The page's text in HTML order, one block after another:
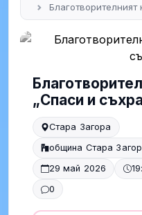
„Спаси и
Стара Загора
община Стара
29 май 2026
0